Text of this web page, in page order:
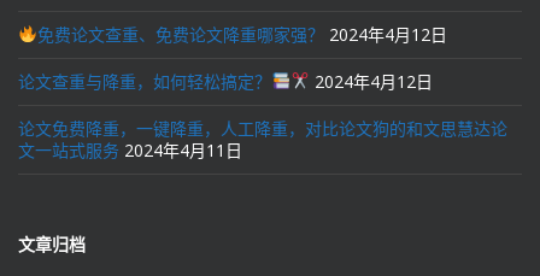
免费论文查重、免费论文降重哪家强？ 2024年4月12日
论文查重与降重，如何轻松搞定？ 2024年4月12日
论文免费降重，一键降重，人工降重，对比论文狗的和文思慧达论
文一站式服务 2024年4月11日
文章归档